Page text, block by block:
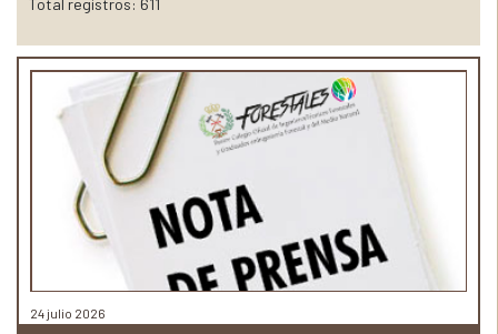
Total registros: 611
24 julio 2026